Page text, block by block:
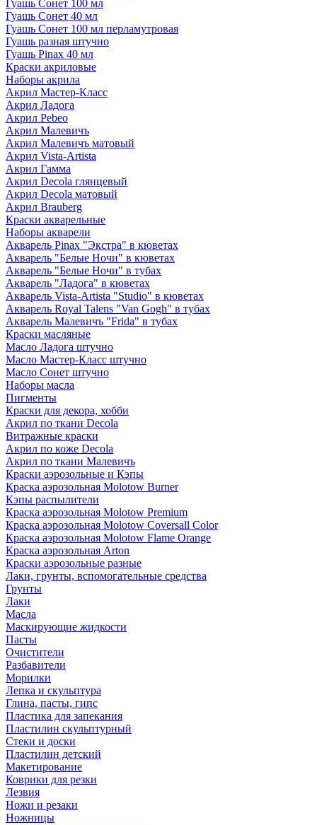
Гуашь Сонет 100 мл
Гуашь Сонет 40 мл
Гуашь Сонет 100 мл перламутровая
Гуашь разная штучно
Гуашь Pinax 40 мл
Краски акриловые
Наборы акрила
Акрил Мастер-Класс
Акрил Ладога
Акрил Pebeo
Акрил Малевичъ
Акрил Малевичъ матовый
Акрил Vista-Artista
Акрил Гамма
Акрил Decola глянцевый
Акрил Decola матовый
Акрил Brauberg
Краски акварельные
Наборы акварели
Акварель Pinax "Экстра" в кюветах
Акварель "Белые Ночи" в кюветах
Акварель "Белые Ночи" в тубах
Акварель "Ладога" в кюветах
Акварель Vista-Artista "Studio" в кюветах
Акварель Royal Talens "Van Gogh" в тубах
Акварель Малевичъ "Frida" в тубах
Краски масляные
Масло Ладога штучно
Масло Мастер-Класс штучно
Масло Сонет штучно
Наборы масла
Пигменты
Краски для декора, хобби
Акрил по ткани Decola
Витражные краски
Акрил по коже Decola
Акрил по ткани Малевичъ
Краски аэрозольные и Кэпы
Краска аэрозольная Molotow Burner
Кэпы распылители
Краска аэрозольная Molotow Premium
Краска аэрозольная Molotow Coversall Color
Краска аэрозольная Molotow Flame Orange
Краска аэрозольная Arton
Краски аэрозольные разные
Лаки, грунты, вспомогательные средства
Грунты
Лаки
Масла
Маскирующие жидкости
Пасты
Очистители
Разбавители
Морилки
Лепка и скульптура
Глина, пасты, гипс
Пластика для запекания
Пластилин скульптурный
Стеки и доски
Пластилин детский
Макетирование
Коврики для резки
Лезвия
Ножи и резаки
Ножницы